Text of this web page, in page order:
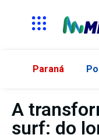
Paraná
A
surf: do